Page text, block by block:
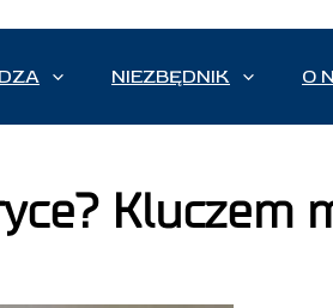
NIEZBĘDNIK O
Kluczem